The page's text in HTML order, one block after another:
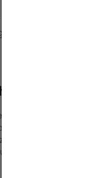
projekt
és Varsóval, lehetővé
ami ideális
az
A természet
is lehetőségük